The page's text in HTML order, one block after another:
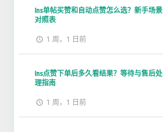
Ins单帖买赞和自动点赞怎么选？新手场景
对照表
1 周，1 日前
Ins点赞下单后多久看结果？等待与售后处
理指南
1 周，1 日前